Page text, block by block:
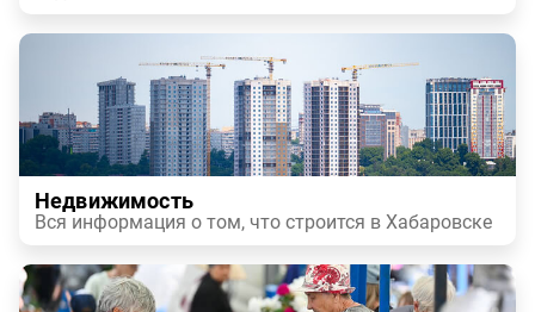
Недвижимость
Вся информация о том, что строится в Хабаровске